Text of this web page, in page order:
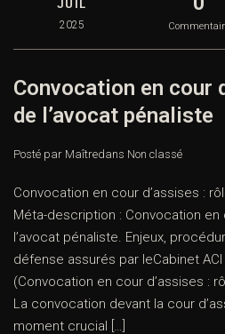
JUIL
2025
Convocation en cour
de l’avocat pénaliste
Posté par Maîtredans Non classé
Convocation en cour d’assises :
Méta-description : Convocation en
l’avocat pénaliste. Enjeux,
défense assurés par leCabinet
(Convocation en cour d’assises :
La convocation devant la cour
moment crucial […]